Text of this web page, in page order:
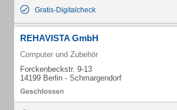
Gratis-Digitalcheck
REHAVISTA GmbH
Computer und Zubehör
Forckenbeckstr. 9-13
14199 Berlin - Schmargendorf